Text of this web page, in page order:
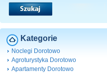
Kategorie
Noclegi Dorotowo
Agroturystyka Dorotowo
Apartamenty Dorotowo